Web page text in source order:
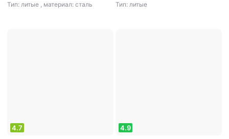
Тип: литые , материал: сталь Тип: литые
4.7 4.9